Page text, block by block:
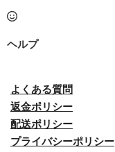
ヘルプ
よくある質問
返金ポリシー
配送ポリシー
プライバシーポリシー